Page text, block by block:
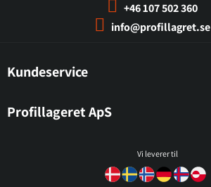
+46 107 502 360
info@profillagret.se
Kundeservice
Profillageret ApS
Vi leverer til